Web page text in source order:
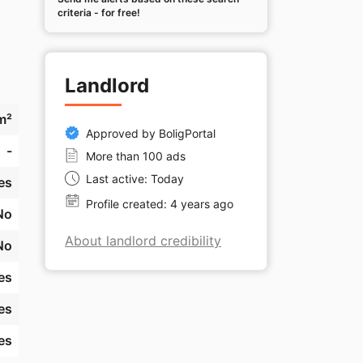
-
criteria - for free!
Landlord
Approved by BoligPortal
More than 100 ads
Last active: Today
Profile created: 4 years ago
About landlord credibility